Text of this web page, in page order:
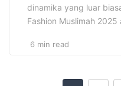
dinamika yang luar
Fashion Muslimah
syar’i yang terus
6 min read